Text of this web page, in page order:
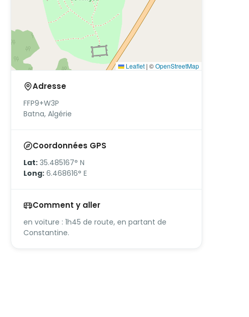
Leaflet | ©OpenStreetMap
Adresse
FFP9+W3P
Batna, Algérie
Coordonnées GPS
Lat: 35.485167° N
Long: 6.468616° E
Comment y aller
en voiture : 1h45 de route, en partant de
Constantine.